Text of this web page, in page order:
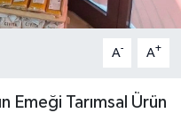
A- A+
Emeği Tarımsal Ürün